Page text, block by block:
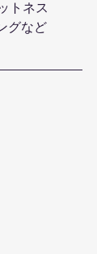
トネス
グなど